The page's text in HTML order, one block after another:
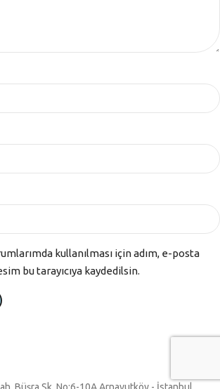
kullanılması için adım, e-posta
bu tarayıcıya kaydedilsin.